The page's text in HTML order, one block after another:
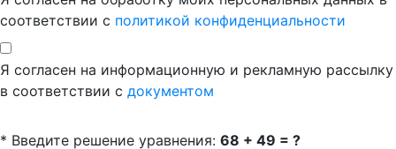
соответствии с политикой конфиденциальности
Я согласен на информационную и рекламную рассылку
в соответствии с документом
* Введите решение уравнения: 68 + 49 = ?